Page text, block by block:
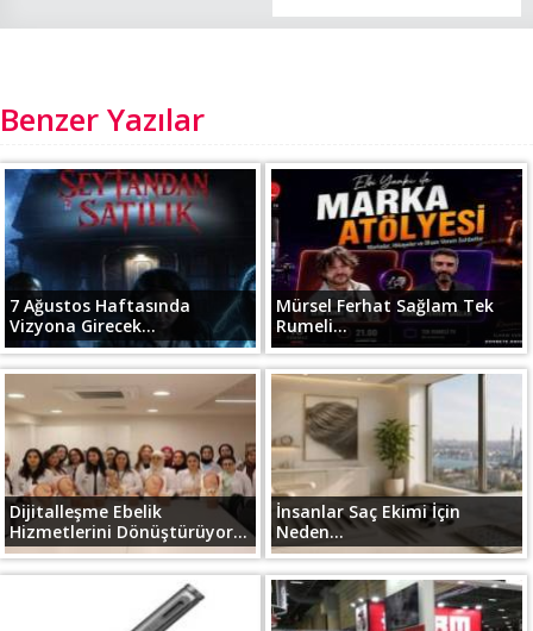
Benzer Yazılar
7 Ağustos Haftasında
Vizyona Girecek...
Mürsel Ferhat Sağlam Tek
Rumeli...
Dijitalleşme Ebelik
Hizmetlerini Dönüştürüyor...
İnsanlar Saç Ekimi İçin
Neden...